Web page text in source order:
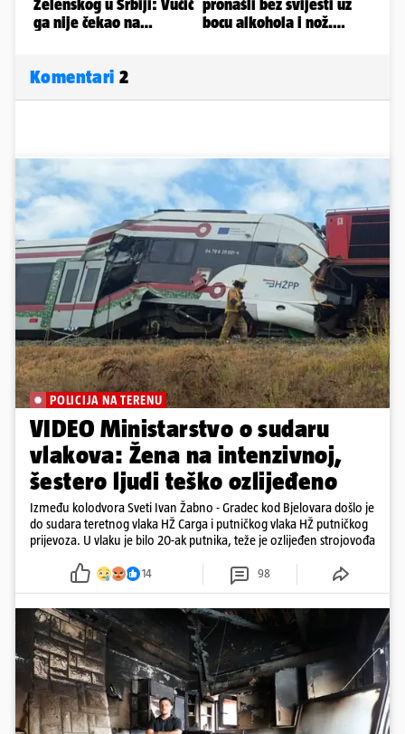
Komentari 2
POLICIJA NA TERENU
VIDEO Ministarstvo o sudaru
vlakova: Žena na intenzivnoj,
šestero ljudi teško ozlijeđeno
Između kolodvora Sveti Ivan Žabno - Gradec kod Bjelovara došlo je
do sudara teretnog vlaka HŽ Carga i putničkog vlaka HŽ putničkog
prijevoza. U vlaku je bilo 20-ak putnika, teže je ozlijeđen strojovođa
14 98